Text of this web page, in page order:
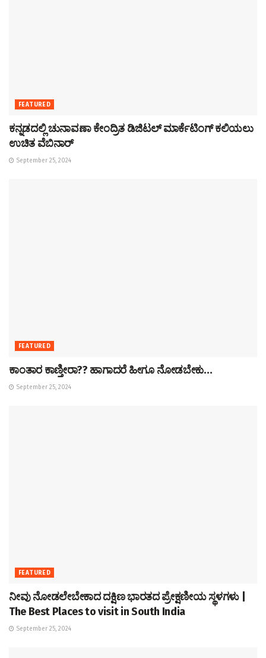
FEATURED
ಕನ್ನಡದಲ್ಲಿ ಚುನಾವಣಾ ಕೇಂದ್ರಿತ ಡಿಜಿಟಲ್ ಮಾರ್ಕೆಟಿಂಗ್ ಕಲಿಯಲು
ಉಚಿತ ವೆಬಿನಾರ್
September 25, 2024
FEATURED
ಕಾಂತಾರ ಕಾಣ್ತೀರಾ?? ಹಾಗಾದರೆ ಹೀಗೂ ನೋಡಬೇಕು…
September 25, 2024
FEATURED
ನೀವು ನೋಡಲೇಬೇಕಾದ ದಕ್ಷಿಣ ಭಾರತದ ಪ್ರೇಕ್ಷಣೀಯ ಸ್ಥಳಗಳು |
The Best Places to visit in South India
September 25, 2024